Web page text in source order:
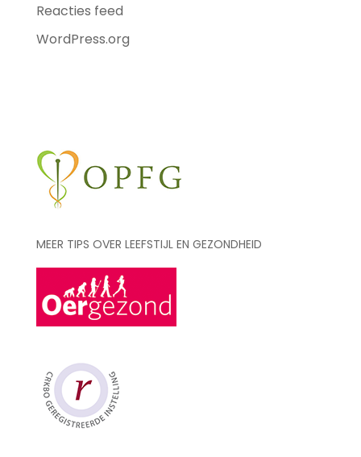
Reacties feed
WordPress.org
MEER TIPS OVER LEEFSTIJL EN GEZONDHEID